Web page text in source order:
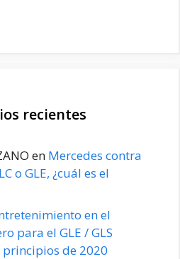
recientes
en Mercedes contra
o GLE, ¿cuál es el
en el
para el GLE / GLS
de 2020